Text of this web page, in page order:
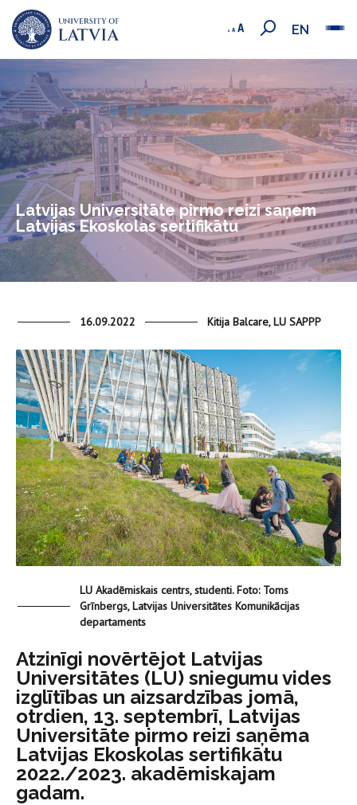
EN
Latvijas Universitāte pirmo reizi saņem
Latvijas Ekoskolas sertifikātu
16.09.2022 Kitija Balcare, LU SAPPP
LU Akadēmiskais centrs, studenti. Foto: Toms
Grīnbergs, Latvijas Universitātes Komunikācijas
departaments
Atzinīgi novērtējot Latvijas
Universitātes (LU) sniegumu vides
izglītības un aizsardzības jomā,
otrdien, 13. septembrī, Latvijas
Universitāte pirmo reizi saņēma
Latvijas Ekoskolas sertifikātu
2022./2023. akadēmiskajam
gadam.